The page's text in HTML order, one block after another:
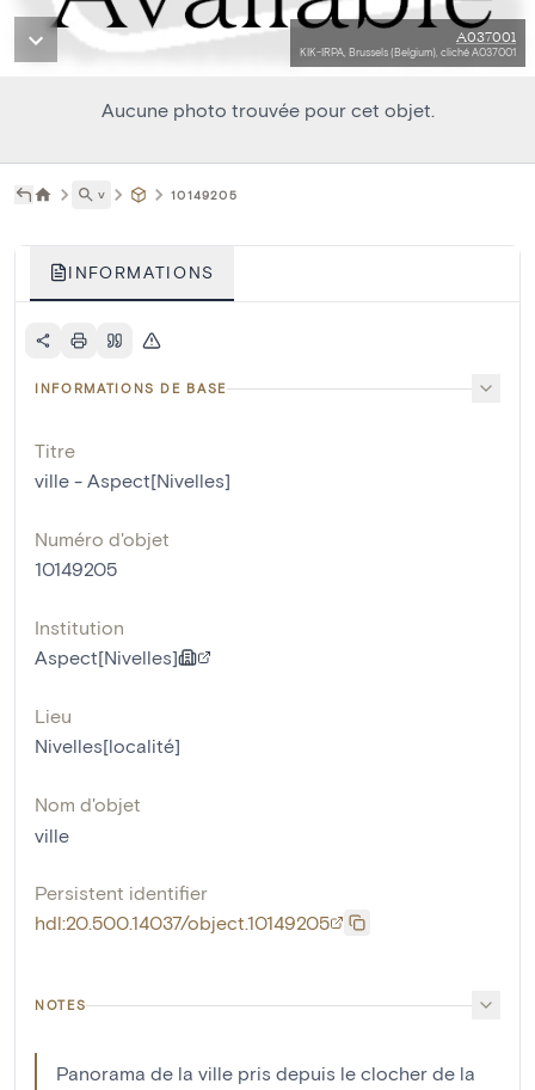
A037001
KIK-IRPA, Brussels (Belgium), cliché A037001
Aucune photo trouvée pour cet objet.
˅ 10149205
INFORMATIONS
INFORMATIONS DE BASE
Titre
ville - Aspect[Nivelles]
Numéro d'objet
10149205
Institution
Aspect[Nivelles]
Lieu
Nivelles[localité]
Nom d'objet
ville
Persistent identifier
hdl:20.500.14037/object.10149205
NOTES
Panorama de la ville pris depuis le clocher de la